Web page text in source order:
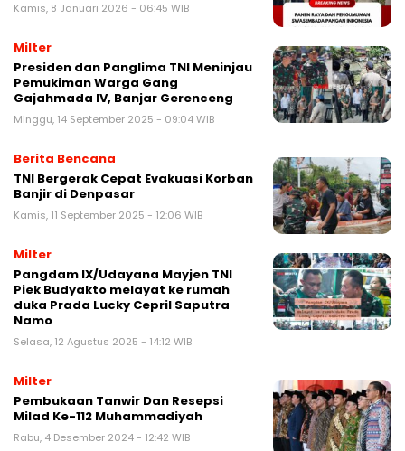
Kamis, 8 Januari 2026 - 06:45 WIB
Milter
Presiden dan Panglima TNI Meninjau
Pemukiman Warga Gang
Gajahmada IV, Banjar Gerenceng
Minggu, 14 September 2025 - 09:04 WIB
Berita Bencana
TNI Bergerak Cepat Evakuasi Korban
Banjir di Denpasar
Kamis, 11 September 2025 - 12:06 WIB
Milter
Pangdam IX/Udayana Mayjen TNI
Piek Budyakto melayat ke rumah
duka Prada Lucky Cepril Saputra
Namo
Selasa, 12 Agustus 2025 - 14:12 WIB
Milter
Pembukaan Tanwir Dan Resepsi
Milad Ke-112 Muhammadiyah
Rabu, 4 Desember 2024 - 12:42 WIB